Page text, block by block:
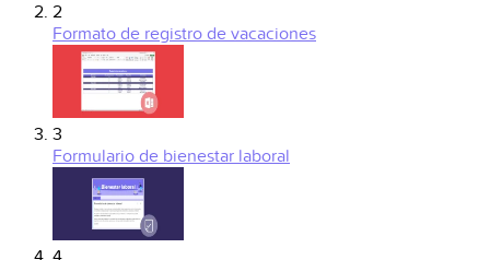
2
Formato de registro de vacaciones
3
Formulario de bienestar laboral